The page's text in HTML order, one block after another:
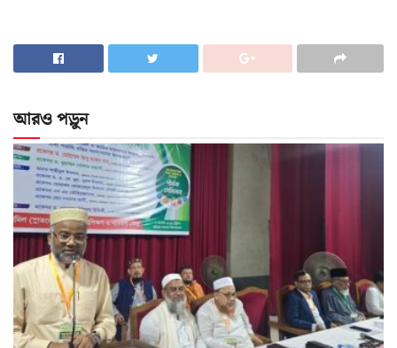
আরও পড়ুন